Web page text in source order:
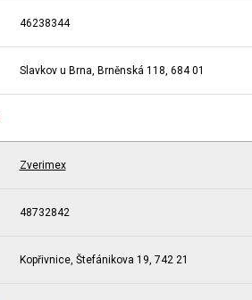
46238344
Slavkov u Brna, Brněnská 118, 684 01
Zverimex
48732842
Kopřivnice, Štefánikova 19, 742 21